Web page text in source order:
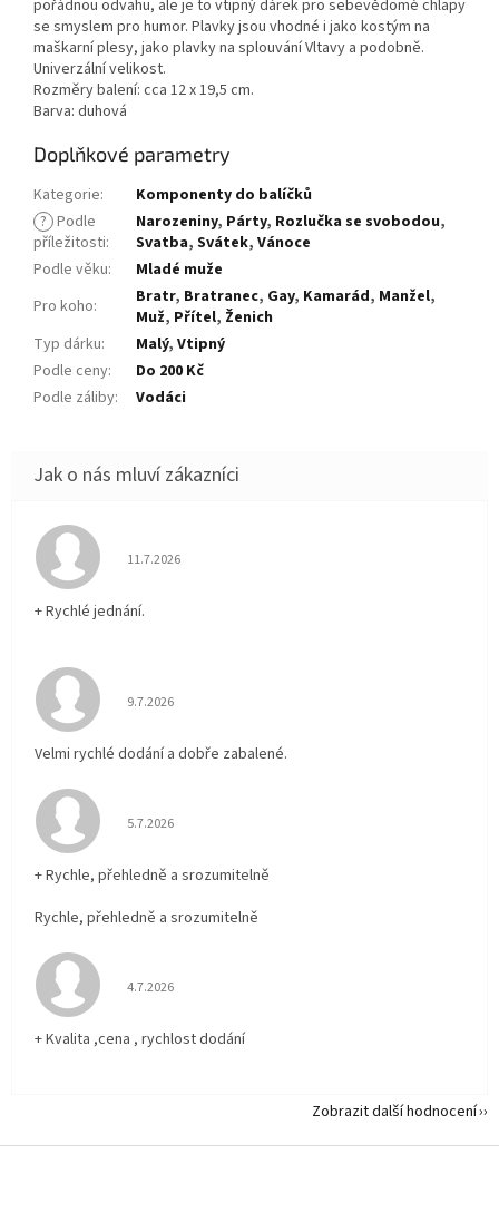
pořádnou odvahu, ale je to vtipný dárek pro sebevědomé chlapy
se smyslem pro humor. Plavky jsou vhodné i jako kostým na
maškarní plesy, jako plavky na splouvání Vltavy a podobně.
Univerzální velikost.
Rozměry balení: cca 12 x 19,5 cm.
Barva: duhová
Doplňkové parametry
Kategorie:
Komponenty do balíčků
? Podle
příležitosti:
Narozeniny, Párty, Rozlučka se svobodou,
Svatba, Svátek, Vánoce
Podle věku:
Mladé muže
Pro koho: Bratr, Bratranec, Gay, Kamarád, Manžel,
Muž, Přítel, Ženich
Typ dárku: Malý, Vtipný
Podle ceny:
Do 200 Kč
Podle záliby: Vodáci
Hodnocení obchodu je 5 z 5 hvězdiček.
11.7.2026
+ Rychlé jednání.
Hodnocení obchodu je 5 z 5 hvězdiček.
9.7.2026
Velmi rychlé dodání a dobře zabalené.
Hodnocení obchodu je 5 z 5 hvězdiček.
5.7.2026
+ Rychle, přehledně a srozumitelně
Rychle, přehledně a srozumitelně
Hodnocení obchodu je 5 z 5 hvězdiček.
4.7.2026
+ Kvalita ,cena , rychlost dodání
Zobrazit další hodnocení